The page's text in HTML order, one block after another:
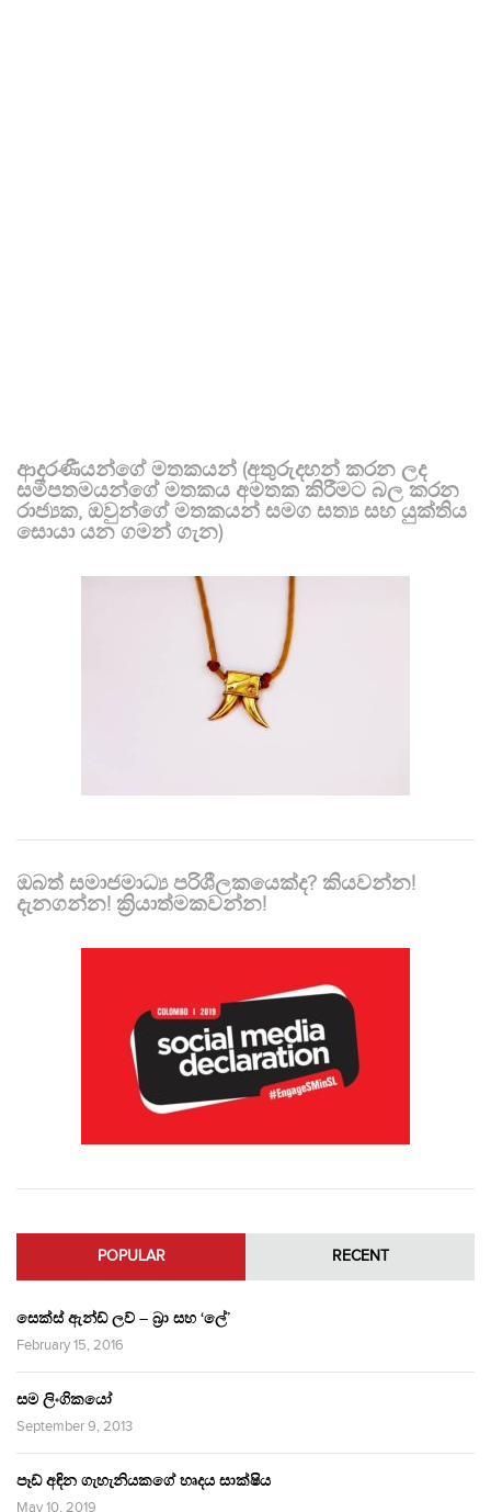
ආදරණීයන්ගේ මතකයන් (අතුරුදහන් කරන ලද
සමීපතමයන්ගේ මතකය අමතක කිරීමට බල කරන
රාජ්‍යක, ඔවුන්ගේ මතකයන් සමග සත්‍ය සහ යුක්තිය
සොයා යන ගමන් ගැන)
ඔබත් සමාජමාධ්‍ය පරිශීලකයෙක්ද? කියවන්න!
දැනගන්න! ක්‍රියාත්මකවන්න!
POPULAR RECENT
සෙක්ස් ඇන්ඩ් ලව් – බ්‍රා සහ ‘ලේ’
February 15, 2016
සම ලිංගිකයෝ
September 9, 2013
පෑඩ් අඳින ගැහැනියකගේ හෘදය සාක්ෂිය
May 10, 2019